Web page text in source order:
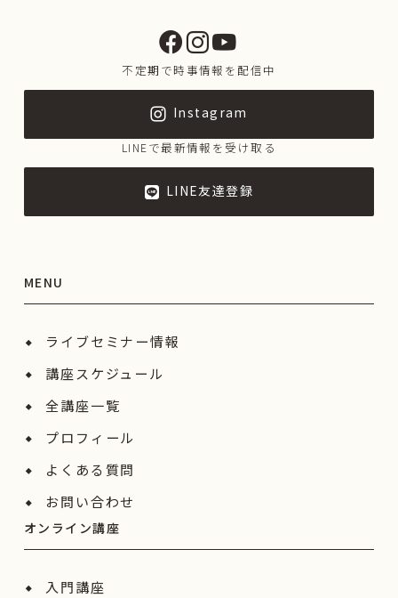
不定期で時事情報を配信中
Instagram
LINEで最新情報を受け取る
LINE友達登録
MENU
ライブセミナー情報
講座スケジュール
全講座一覧
プロフィール
よくある質問
お問い合わせ
オンライン講座
入門講座